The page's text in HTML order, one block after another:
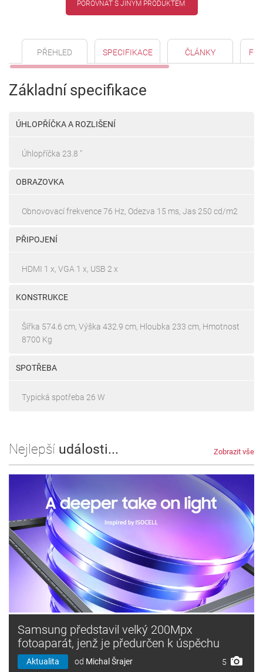
POROVNAT S JINÝM PRODUKTEM
PŘEHLED SPECIFIKACE ČLÁNKY
Základní specifikace
ÚHLOPŘÍČKA A ROZLIŠENÍ
Úhlopříčka 23.8 "
OBRAZOVKA
Obnovovací frekvence 76 Hz, Odezva 15 ms, Jas 250 cd/m2
PŘIPOJENÍ
HDMI 1 x, VGA 1 x, USB 2 x
KONSTRUKCE
Šířka 574.6 cm, Výška 432.9 cm, Hloubka 233 cm, Hmotnost
8700 Kg
SPOTŘEBA
Typická spotřeba 26 W
Nejlepší události... Zobrazit vše
Samsung představil velký 200Mpx
fotoaparát, jenž je předurčen k úspěchu
Aktualita od Michal Šrajer 5